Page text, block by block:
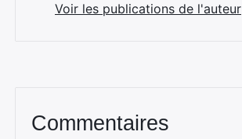
Voir les publications de l'auteur
Commentaires